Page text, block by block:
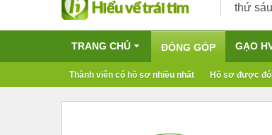
thứ
TRANG CHỦ ĐÓNG GÓP
Thành viên có hồ sơ nhiều nhất Hồ sơ được
GẠO